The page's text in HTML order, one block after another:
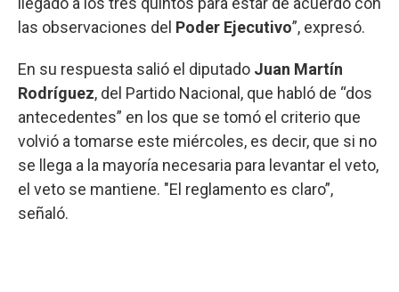
las observaciones del Poder Ejecutivo”, expresó.
En su respuesta salió el diputado Juan Martín
Rodríguez, del Partido Nacional, que habló de “dos
antecedentes” en los que se tomó el criterio que
volvió a tomarse este miércoles, es decir, que si no
se llega a la mayoría necesaria para levantar el veto,
el veto se mantiene. "El reglamento es claro”,
señaló.